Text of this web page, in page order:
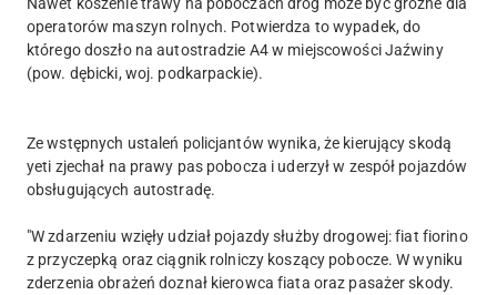
operatorów maszyn rolnych. Potwierdza to wypadek, do
którego doszło na autostradzie A4 w miejscowości Jaźwiny
(pow. dębicki, woj. podkarpackie).
Ze wstępnych ustaleń policjantów wynika, że kierujący skodą
yeti zjechał na prawy pas pobocza i uderzył w zespół pojazdów
obsługujących autostradę.
"W zdarzeniu wzięły udział pojazdy służby drogowej: fiat fiorino
z przyczepką oraz ciągnik rolniczy koszący pobocze. W wyniku
zderzenia obrażeń doznał kierowca fiata oraz pasażer skody.